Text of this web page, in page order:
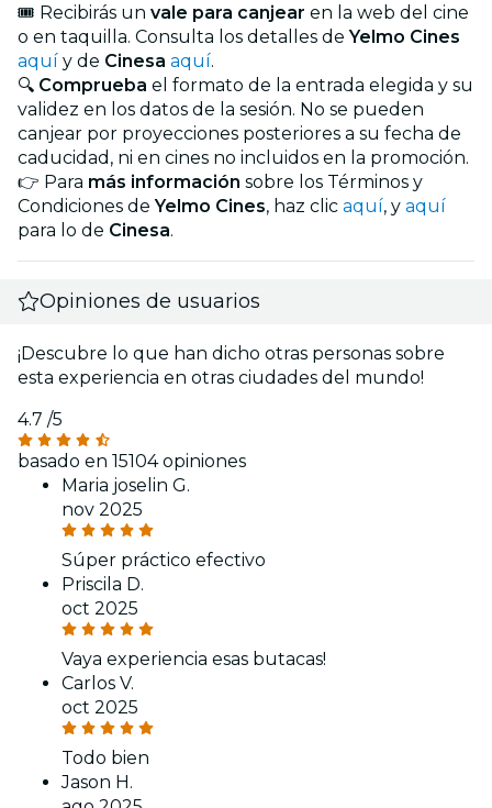
🎟️ Recibirás un vale para canjear en la web del cine
o en taquilla. Consulta los detalles deYelmo Cines
aquí y de Cinesa aquí.
🔍 Comprueba el formato de la entrada elegida y su
validez en los datos de la sesión. No se pueden
canjear por proyecciones posteriores a su fecha de
caducidad, ni en cines no incluidos en la promoción.
👉 Para más información sobre los Términos y
Condiciones de Yelmo Cines, haz clic aquí, y aquí
para lo de Cinesa.
Opiniones de usuarios
¡Descubre lo que han dicho otras personas sobre
esta experiencia en otras ciudades del mundo!
4.7 /5
basado en 15104 opiniones
Maria joselin G.
nov 2025
Súper práctico efectivo
Priscila D.
oct 2025
Vaya experiencia esas butacas!
Carlos V.
oct 2025
Todo bien
Jason H.